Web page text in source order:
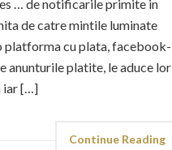
… de notificarile primite in
de catre mintile luminate
platforma cu plata, facebook-
anunturile platite, le aduce lor
iar […]
Continue Reading